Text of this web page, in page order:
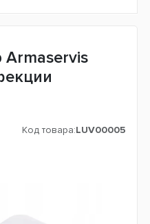
Код товара:LUV00005